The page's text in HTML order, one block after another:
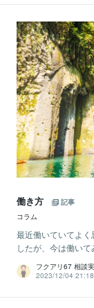
働き方
記事
コラム
最近働いていてよ
したが、今は働い
フクアリ67 相談
2023/12/04 21:18